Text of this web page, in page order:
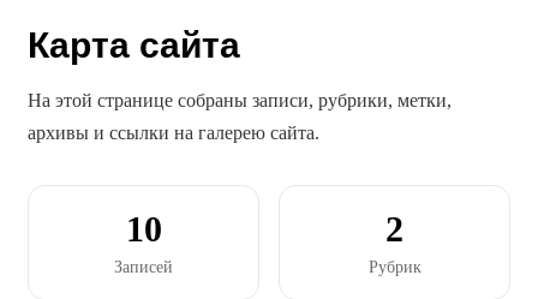
Карта сайта
На этой странице собраны записи, рубрики, метки,
архивы и ссылки на галерею сайта.
10
Записей
2
Рубрик